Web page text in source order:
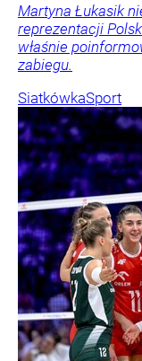
Martyna Łukasik
reprezentacji
właśnie
zabiegu.
SiatkówkaSport